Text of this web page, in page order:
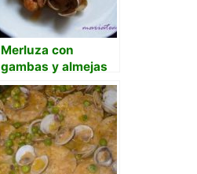
Merluza con
gambas y almejas